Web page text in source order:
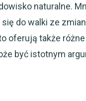
naturalne.
do walki ze
oferują także
być istotnym